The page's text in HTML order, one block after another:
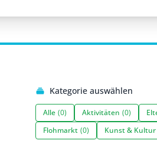
Kategorie auswählen
Alle (0) Aktivitäten (0)
Flohmarkt (0) Kunst & Kultur